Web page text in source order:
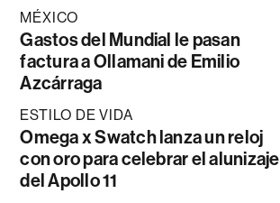
MÉXICO
Gastos del Mundial le pasan
factura a Ollamani de Emilio
Azcárraga
ESTILO DE VIDA
Omega x Swatch lanza un reloj
con oro para celebrar el alunizaje
del Apollo 11